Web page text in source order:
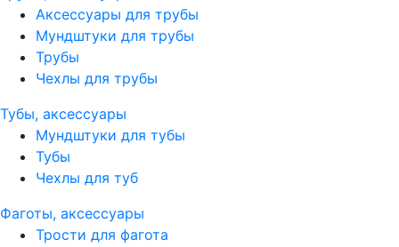
Аксессуары для трубы
Мундштуки для трубы
Трубы
Чехлы для трубы
Тубы, аксессуары
Мундштуки для тубы
Тубы
Чехлы для туб
Фаготы, аксессуары
Трости для фагота